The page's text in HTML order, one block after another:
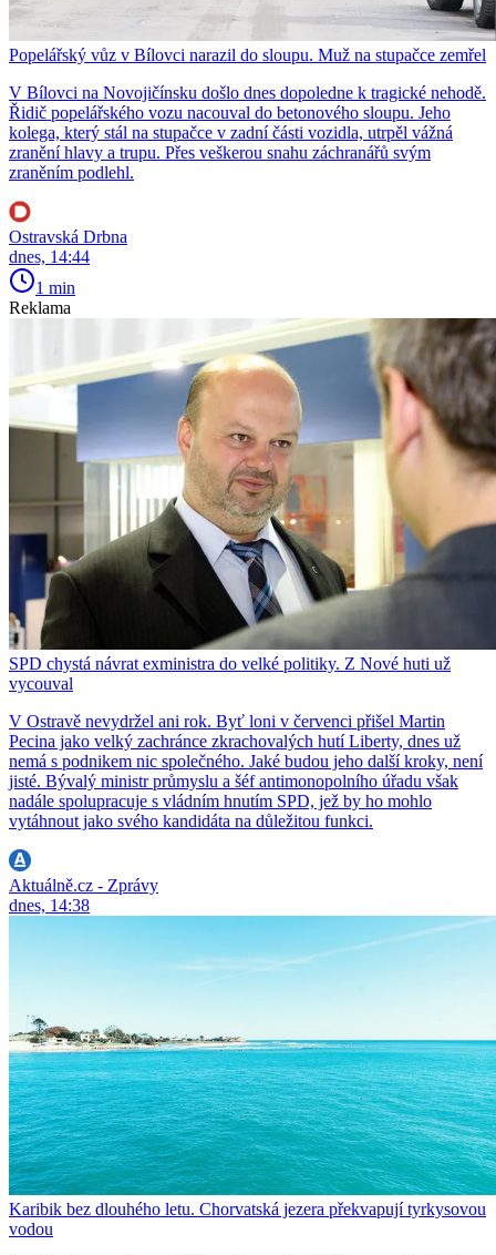
Popelářský vůz v Bílovci narazil do sloupu. Muž na stupačce zemřel
V Bílovci na Novojičínsku došlo dnes dopoledne k tragické nehodě.
Řidič popelářského vozu nacouval do betonového sloupu. Jeho
kolega, který stál na stupačce v zadní části vozidla, utrpěl vážná
zranění hlavy a trupu. Přes veškerou snahu záchranářů svým
zraněním podlehl.
Ostravská Drbna
dnes, 14:44
1 min
Reklama
SPD chystá návrat exministra do velké politiky. Z Nové huti už
vycouval
V Ostravě nevydržel ani rok. Byť loni v červenci přišel Martin
Pecina jako velký zachránce zkrachovalých hutí Liberty, dnes už
nemá s podnikem nic společného. Jaké budou jeho další kroky, není
jisté. Bývalý ministr průmyslu a šéf antimonopolního úřadu však
nadále spolupracuje s vládním hnutím SPD, jež by ho mohlo
vytáhnout jako svého kandidáta na důležitou funkci.
Aktuálně.cz - Zprávy
dnes, 14:38
Karibik bez dlouhého letu. Chorvatská jezera překvapují tyrkysovou
vodou